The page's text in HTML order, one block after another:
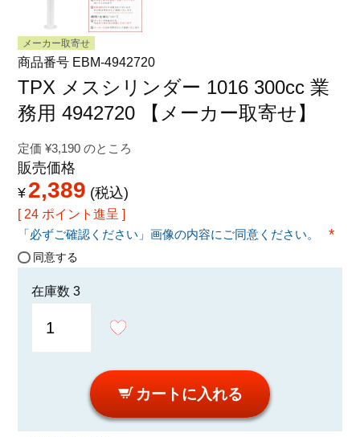
プライバシーポリシー
特定商取引法に関する表示
メーカー取寄せ
商品番号 EBM-4942720
TPX メスシリンダー 1016 300cc 業
務用 4942720 【メーカー取寄せ】
定価 ¥3,190 のところ
販売価格
¥ 2,389 税込
24 ポイント進呈 ]
「必ずご確認ください」画像の内容にご同意ください。
同意する
在庫数 3
カートに入れる